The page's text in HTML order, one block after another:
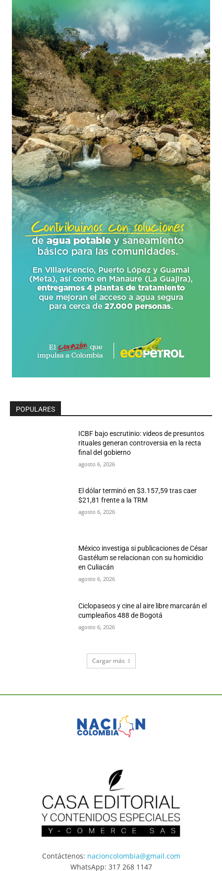
POPULARES
ICBF bajo escrutinio: videos de presuntos
rituales generan controversia en la recta
final del gobierno
agosto 6, 2026
El dólar terminó en $3.157,59 tras caer
$21,81 frente a la TRM
agosto 6, 2026
México investiga si publicaciones de César
Gastélum se relacionan con su homicidio
en Culiacán
agosto 6, 2026
Ciclopaseos y cine al aire libre marcarán el
cumpleaños 488 de Bogotá
agosto 6, 2026
Cargar más
Contáctenos: nacioncolombia@gmail.com
WhatsApp: 317 268 1147